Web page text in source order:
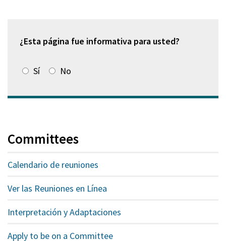
ventana)
¿Esta página fue informativa para usted?
Sí No
Committees
Calendario de reuniones
Ver las Reuniones en Línea
Interpretación y Adaptaciones
Apply to be on a Committee